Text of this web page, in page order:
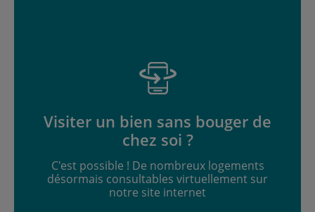
Visiter un bien sans bouger de
chez soi ?
C'est possible ! De nombreux logements
désormais consultables virtuellement sur
notre site internet